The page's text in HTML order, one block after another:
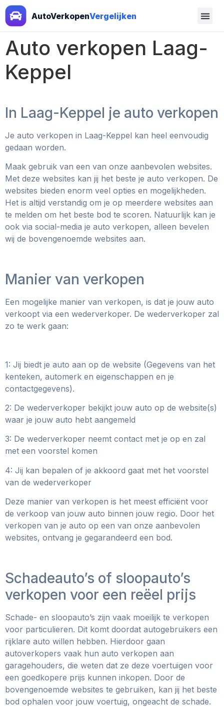
AutoVerkopenVergelijken
Auto verkopen Laag-
Keppel
In Laag-Keppel je auto verkopen
Je auto verkopen in Laag-Keppel kan heel eenvoudig
gedaan worden.
Maak gebruik van een van onze aanbevolen websites.
Met deze websites kan jij het beste je auto verkopen. De
websites bieden enorm veel opties en mogelijkheden.
Het is altijd verstandig om je op meerdere websites aan
te melden om het beste bod te scoren. Natuurlijk kan je
ook via social-media je auto verkopen, alleen bevelen
wij de bovengenoemde websites aan.
Manier van verkopen
Een mogelijke manier van verkopen, is dat je jouw auto
verkoopt via een wederverkoper. De wederverkoper zal
zo te werk gaan:
1: Jij biedt je auto aan op de website (Gegevens van het
kenteken, automerk en eigenschappen en je
contactgegevens).
2: De wederverkoper bekijkt jouw auto op de website(s)
waar je jouw auto hebt aangemeld
3: De wederverkoper neemt contact met je op en zal
met een voorstel komen
4: Jij kan bepalen of je akkoord gaat met het voorstel
van de wederverkoper
Deze manier van verkopen is het meest efficiënt voor
de verkoop van jouw auto binnen jouw regio. Door het
verkopen van je auto op een van onze aanbevolen
websites, ontvang je gegarandeerd een bod.
Schadeauto’s of sloopauto’s
verkopen voor een reëel prijs
Schade- en sloopauto’s zijn vaak moeilijk te verkopen
voor particulieren. Dit komt doordat autogebruikers een
rijklare auto willen hebben. Hierdoor gaan
autoverkopers vaak hun auto verkopen aan
garagehouders, die weten dat ze deze voertuigen voor
een goedkopere prijs kunnen inkopen. Door de
bovengenoemde websites te gebruiken, kan jij het beste
bod ophalen voor jouw voertuig, ongeacht de schade.